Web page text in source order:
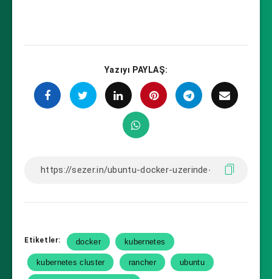
Yazıyı PAYLAŞ:
Etiketler: docker kubernetes
kubernetes cluster rancher ubuntu